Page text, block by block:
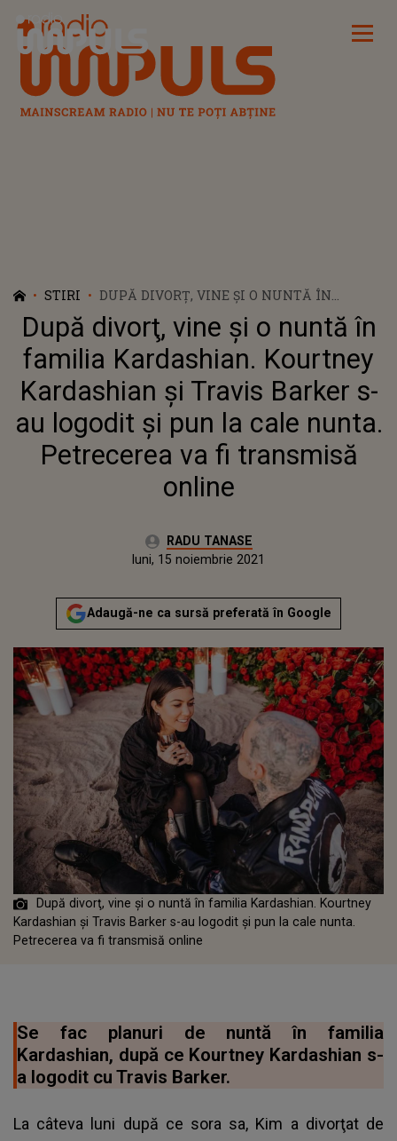
Radio Impuls
STIRI
DUPĂ DIVORŢ, VINE ŞI O NUNTĂ ÎN
FAMILIA KARDASHIAN. KOURTNEY
KARDASHIAN ȘI TRAVIS BARKER S-AU
LOGODIT ȘI PUN LA CALE NUNTA.
PETRECEREA VA FI TRANSMISĂ ONLINE
După divorţ, vine şi o nuntă în
familia Kardashian. Kourtney
Kardashian și Travis Barker s-
au logodit și pun la cale nunta.
Petrecerea va fi transmisă
online
Autor:RADU TANASE
joi, 11 noiembrie 2021Actualizat:
luni, 15 noiembrie 2021
Adaugă-ne ca sursă preferată în Google
După divorţ, vine şi o nuntă în familia Kardashian. Kourtney
Kardashian și Travis Barker s-au logodit și pun la cale nunta.
Petrecerea va fi transmisă online
Se fac planuri de nuntă în familia
Kardashian, după ce Kourtney Kardashian s-
a logodit cu Travis Barker.
La câteva luni după ce sora sa, Kim a divorţat de